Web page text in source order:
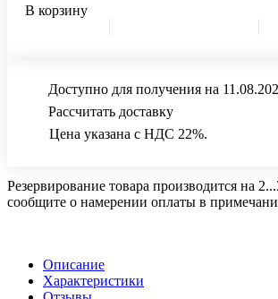
В корзину
Доступно для получения на
Рассчитать доставку
Цена указана с НДС 22%.
Резервирование товара производится на
сообщите о намерении оплаты в
Описание
Характеристики